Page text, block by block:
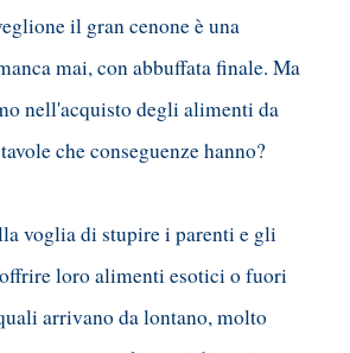
il gran cenone è una
mai, con abbuffata finale. Ma
nell'acquisto degli alimenti da
che conseguenze hanno?
voglia di stupire i parenti e gli
loro alimenti esotici o fuori
arrivano da lontano, molto